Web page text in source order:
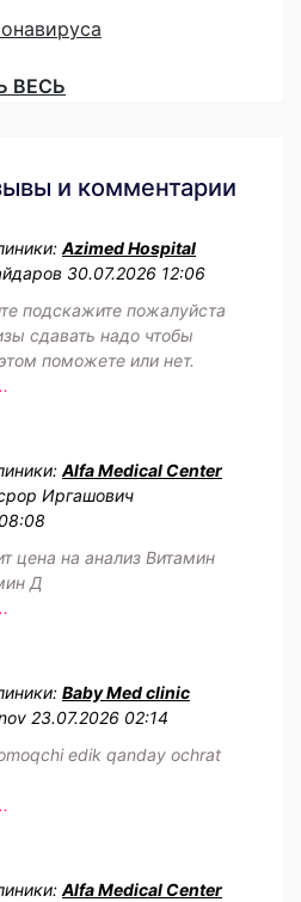
ВЕСЬ
и комментарии
Azimed Hospital
30.07.2026 12:06
подскажите пожалуйста
сдавать надо чтобы
поможете или нет.
Alfa Medical Center
Иргашович
цена на анализ Витамин
Д
Baby Med clinic
23.07.2026 02:14
edik qanday ochrat
Alfa Medical Center